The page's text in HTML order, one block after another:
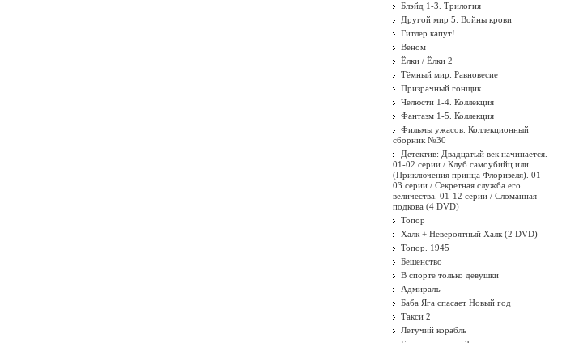
Блэйд 1-3. Трилогия
Другой мир 5: Войны крови
Гитлер капут!
Веном
Ёлки / Ёлки 2
Тёмный мир: Равновесие
Призрачный гонщик
Челюсти 1-4. Коллекция
Фантазм 1-5. Коллекция
Фильмы ужасов. Коллекционный
сборник №30
Детектив: Двадцатый век начинается.
01-02 серии / Клуб самоубийц или …
(Приключения принца Флоризеля). 01-
03 серии / Секретная служба его
величества. 01-12 серии / Сломанная
подкова (4 DVD)
Топор
Халк + Невероятный Халк (2 DVD)
Топор. 1945
Бешенство
В спорте только девушки
Адмиралъ
Баба Яга спасает Новый год
Такси 2
Летучий корабль